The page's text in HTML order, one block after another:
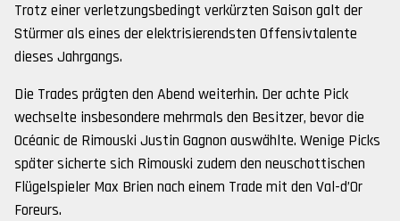
Trotz einer verletzungsbedingt verkürzten Saison galt der
Stürmer als eines der elektrisierendsten Offensivtalente
dieses Jahrgangs.
Die Trades prägten den Abend weiterhin. Der achte Pick
wechselte insbesondere mehrmals den Besitzer, bevor die
Océanic de Rimouski Justin Gagnon auswählte. Wenige Picks
später sicherte sich Rimouski zudem den neuschottischen
Flügelspieler Max Brien nach einem Trade mit den Val-d’Or
Foreurs.